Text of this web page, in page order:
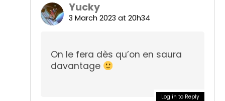
Yucky
3 March 2023 at 20h34
On le fera dès qu’on en saura
davantage
Log in to Reply